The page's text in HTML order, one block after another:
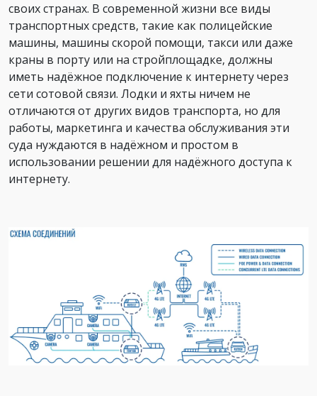
своих странах. В современной жизни все виды
транспортных средств, такие как полицейские
машины, машины скорой помощи, такси или даже
краны в порту или на стройплощадке, должны
иметь надёжное подключение к интернету через
сети сотовой связи. Лодки и яхты ничем не
отличаются от других видов транспорта, но для
работы, маркетинга и качества обслуживания эти
суда нуждаются в надёжном и простом в
использовании решении для надёжного доступа к
интернету.